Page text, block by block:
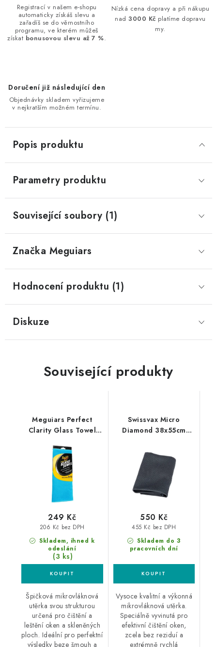
Registrací v našem e-shopu
automaticky získáš slevu a
zařadíš se do věrnostního
programu, ve kterém můžeš
získat bonusovou slevu až 7 %.
Nízká cena dopravy a při nákupu
nad3000 Kč platíme dopravu
my.
Doručení již následující den
Objednávky skladem vyřizujeme
v nejkratším možném termínu.
Popis produktu
Parametry produktu
Související soubory (1)
Značka Meguiars
Hodnocení produktu (1)
Diskuze
Související produkty
Meguiars Perfect
Clarity Glass Towel
skla
Skladem, ihned k
odeslání
(3 ks)
206 Kč bez DPH
249 Kč
Špičková mikrovláknová
utěrka svou strukturou
určená pro čištění a
leštění oken a skleněných
ploch. Ideální pro perfektní
výsledky beze šmouh a
Swissvax Micro
Diamond 38x55cm
Skladem do 3
pracovních dní
455 Kč bez DPH
550 Kč
Vysoce kvalitní a výkonná
mikrovláknová utěrka.
Speciálně vyvinutá pro
efektivní čištění oken,
zcela bez reziduí a
extrémně rychlá